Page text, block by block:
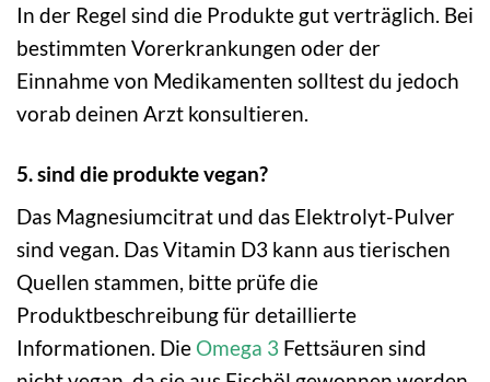
In der Regel sind die Produkte gut verträglich. Bei
bestimmten Vorerkrankungen oder der
Einnahme von Medikamenten solltest du jedoch
vorab deinen Arzt konsultieren.
5. sind die produkte vegan?
Das Magnesiumcitrat und das Elektrolyt-Pulver
sind vegan. Das Vitamin D3 kann aus tierischen
Quellen stammen, bitte prüfe die
Produktbeschreibung für detaillierte
Informationen. Die Omega 3 Fettsäuren sind